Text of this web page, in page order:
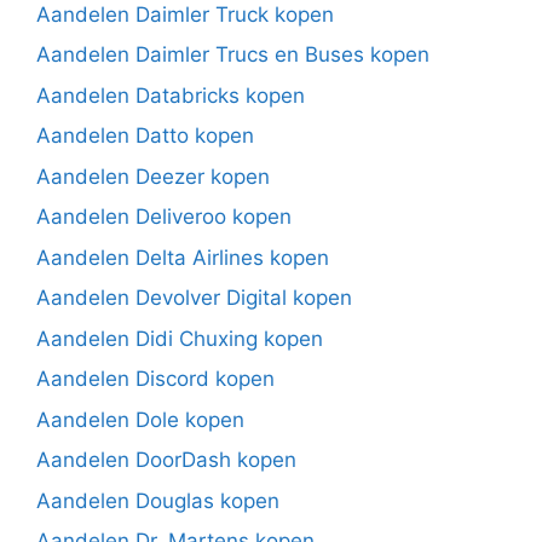
Aandelen Daimler Truck kopen
Aandelen Daimler Trucs en Buses kopen
Aandelen Databricks kopen
Aandelen Datto kopen
Aandelen Deezer kopen
Aandelen Deliveroo kopen
Aandelen Delta Airlines kopen
Aandelen Devolver Digital kopen
Aandelen Didi Chuxing kopen
Aandelen Discord kopen
Aandelen Dole kopen
Aandelen DoorDash kopen
Aandelen Douglas kopen